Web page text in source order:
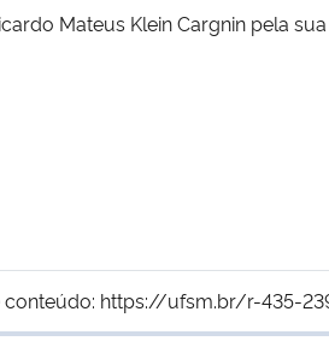
Mateus Klein Cargnin pela
https://ufsm.br/r-435-